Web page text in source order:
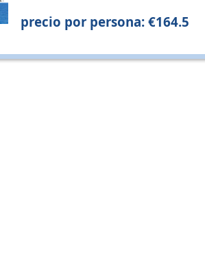
precio por persona: €164.5